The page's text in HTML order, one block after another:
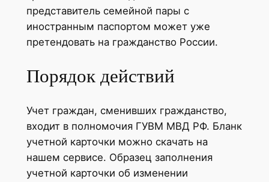
представитель семейной пары с
иностранным паспортом может уже
претендовать на гражданство России.
Порядок действий
Учет граждан, сменивших гражданство,
входит в полномочия ГУВМ МВД РФ. Бланк
учетной карточки можно скачать на
нашем сервисе. Образец заполнения
учетной карточки об изменении